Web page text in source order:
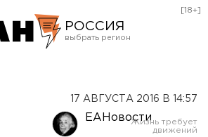
РОССИЯ
Оренбург
[18+]
17 АВГУСТА 2016 В 14:57
ЕАНовости